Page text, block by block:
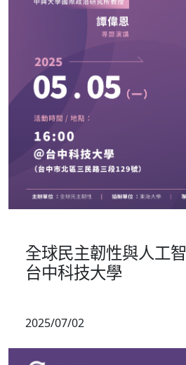
全球民主韌性與人工
台中科技大學
2025/07/02